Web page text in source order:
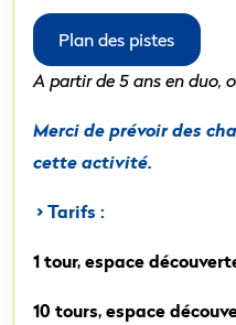
Plan des pistes
A partir de 5 ans en duo,
Merci de prévoir des
cette activité.
> Tarifs :
1 tour, espace
10 tours, espace